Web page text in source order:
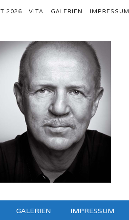
2026 VITA GALERIEN IMPRESSUM
GALERIEN IMPRESSUM